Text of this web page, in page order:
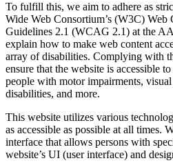
To fulfill this, we aim to adhere as
Wide Web Consortium’s (W3C) Web
Guidelines 2.1 (WCAG 2.1) at the
explain how to make web content
array of disabilities. Complying with
ensure that the website is accessible
people with motor impairments,
disabilities, and more.
This website utilizes various
as accessible as possible at all times.
interface that allows persons with
website’s UI (user interface) and